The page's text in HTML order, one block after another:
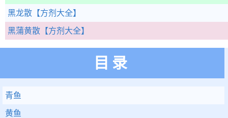
黑龙散 【方剂大全】
黑蒲黄散 【方剂大全】
目录
青鱼
黄鱼